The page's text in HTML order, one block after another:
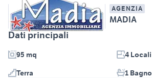
AGENZIA
MADIA
Dati principali
95 mq
4 Locali
Terra
1 Bagno